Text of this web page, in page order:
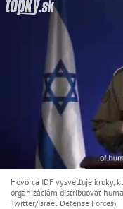
Hovorca IDF vysvetľuje kroky,
organizáciám distribuovať
Twitter/Israel Defense Forces)